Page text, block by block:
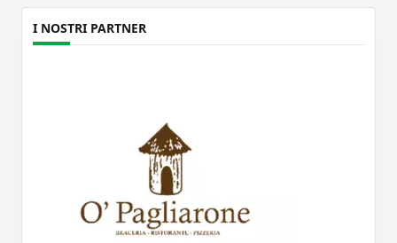
I NOSTRI PARTNER